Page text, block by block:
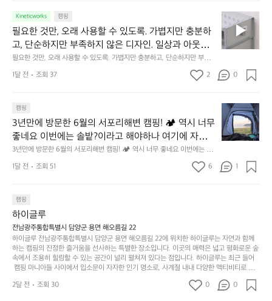
중
인
차
안
서
도
구
나
잠
에
기
까
이
걸
리
는
순
는 균형감에서 출발했습니다.  그중에서도 슬림함에 철
저히 집착했습니다. 튼튼한 내구도와 넉넉한 수납력을
해치치 않는 선에서, 가장 가볍고 얇게 설계했습니다.
이 디자인과 사용감은, 꼭 직접 손으로 만져보며 경험
해 보시기를 바랍니다.
철저히 집착했습니다. 튼튼한 내구도와 넉넉한 수납력을 해치치 않는 선에
서, 가장 가볍고 얇게 설계했습니다.  이 디자인과 사용감은, 꼭 직접 손으로
만져보며 경험해 보시기를 바랍니다.
0
년
이
넘
군
지
의
초
기
품
갑’입
니
다.
일
상
에
Kineticworks 캠핑
필요한 것만, 오래 사용할 수 있도록. 가볍지만 충분하
고, 단순하지만 부족하지 않은 디자인. 일상과 아웃도
어의 경계를 자연스럽게 이어주는 RIDGE MOUNTAIN
GEAR. 키네틱웍스에서 만나보세요.
필요한 것만, 오래 사용할 수 있도록. 가볍지만 충분하고, 단순하지만 부족하
지 않은 디자인. 일상과 아웃도어의 경계를 자연스럽게 이어주는 RIDGE M
OUNTAIN GEAR. 키네틱웍스에서 만나보세요.
필
요
한
것
오
용
할
수
있
록.
분
하
고,
단
순
하
1달 전 조회 37 2 0
캠핑
3년만에 방문한 6월의 서포리해변 캠핑! 🏕 역시 너무
좋네요 이번에는 솔밭?이라고 해야하나 여기에 자리를
잡았는데 정말 시원하고 경치도 좋네요  서해치고 물도
맑은편, 아이들도 놀기 좋고 1박 2일은 넘 짧게 느껴지
네요  .1박 1동 1만원 (수금은 7시쯤, 동네에서 관리) .수
바로 화장실있음 .5분거리 cu .2분거리 음식점  항구에
서부터 해변까지 버스도 다니네요 ㅎㅎㅎ 아이들 엄청
좋아하네요 점심쯤도착해서 철수할때까지 물놀이 3
타임이나 했네요 ⛱️
3년만에 방문한 6월의 서포리해변 캠핑! 🏕 역시 너무 좋네요 이번에는 솔
밭?이라고 해야하나 여기에 자리를 잡았는데 정말 시원하고 경치도 좋네요
서해치고 물도 맑은편, 아이들도 놀기 좋고 1박 2일은 넘 짧게 느껴지네요  .
항구에서부터 해변까지 버스도 다니네요 ㅎㅎㅎ 아이들 엄청 좋아하네요 점
심쯤도착해서 철수할때까지 물놀이 3타임이나 했네요 ⛱️
년
만
에
문
포
리
해
변
캠
핑!
1달 전 조회 51 6 1
캠핑
하이글루
전남광주통합특별시 담양군 용면 해오름길 22
하이글루 전남광주통합특별시 담양군 용면 해오름길 22에 위치한 하이글루는 자연과 함께
하는 캠핑의 진정한 즐거움을 선사하는 특별한 장소입니다. 이곳의 매력은 넓고 평화로운 숲
속에서 조용히 힐링할 수 있는 공간이 널리 펼쳐져 있다는 점입니다. 하이글루는 최근 들어
캠핑 마니아들 사이에서 입소문이 자자한 인기 명소로, 사계절 내내 다양한 액티비티로 방
문객들을 맞이합니다. 특히, 하이글루의 독특한 시설인 글램핑 텐트는 고객들에게 아늑한 잠
자리를 제공하며, 캠핑의 매력을 한층 더해 줍니다. 밖에서는 자연의 소리를 들으며, 내부에
2달 전 조회 30 0 0